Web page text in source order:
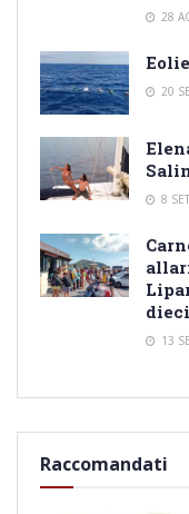
28
20
8
13
Raccomandati